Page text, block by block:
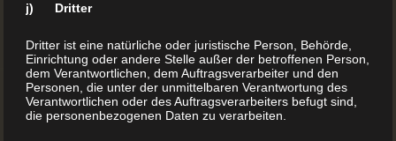
Drei bis vier Bücher im Jahr
Wie aufwendig das gewesen sein muss, kann man daran
ermessen, dass ein Mönch pro Jahr höchstens vier
Kopien eines Buches herstellen konnte. Eine Abschrift der
j) Dritter
Dritter ist eine natürliche oder juristische Person, Behörde,
Einrichtung oder andere Stelle außer der betroffenen Person,
dem Verantwortlichen, dem Auftragsverarbeiter und den
Personen, die unter der unmittelbaren Verantwortung des
Verantwortlichen oder des Auftragsverarbeiters befugt sind,
die personenbezogenen Daten zu verarbeiten.